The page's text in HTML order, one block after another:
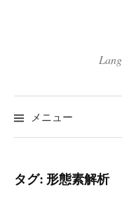
ス
キ
プ
メニュー
タグ: 形態素解析